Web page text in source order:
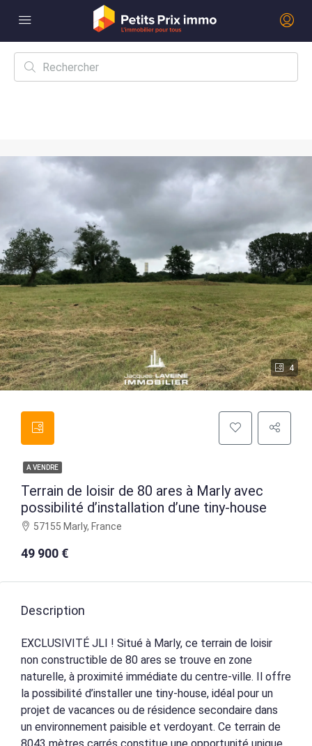
4
A VENDRE
Terrain de loisir de 80 ares à Marly avec
possibilité d’installation d’une tiny-house
57155 Marly, France
49 900 €
Description
EXCLUSIVITÉ JLI ! Situé à Marly, ce terrain de loisir
non constructible de 80 ares se trouve en zone
naturelle, à proximité immédiate du centre-ville. Il offre
la possibilité d’installer une tiny-house, idéal pour un
projet de vacances ou de résidence secondaire dans
un environnement paisible et verdoyant. Ce terrain de